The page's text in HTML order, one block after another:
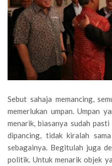
Sebut sahaja memancing,
memerlukan umpan. Umpan
menarik, biasanya sudah
dipancing, tidak kiralah
sebagainya. Begitulah juga
politik. Untuk menarik objek